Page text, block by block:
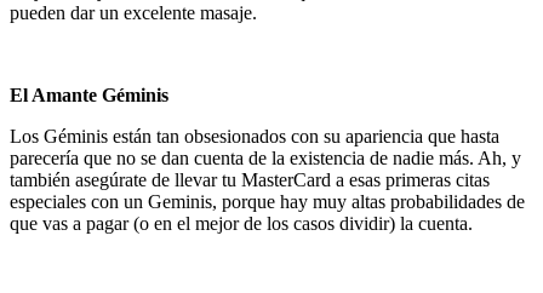
pueden dar un excelente masaje.
El Amante Géminis
Los Géminis están tan obsesionados con su apariencia que hasta
parecería que no se dan cuenta de la existencia de nadie más. Ah, y
también asegúrate de llevar tu MasterCard a esas primeras citas
especiales con un Geminis, porque hay muy altas probabilidades de
que vas a pagar (o en el mejor de los casos dividir) la cuenta.